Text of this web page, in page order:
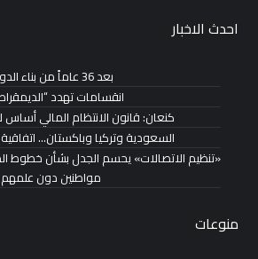
احدث الاخبار
بعد 36 عاماً من بناء الدولة
انقسامات تهدد
كنعان: قانون الانتظام المالي أساس
السعودية وتركيا وباكستان… اتفاقية
«تنظيم الاتصالات» يحسم الجدل بشأن خطوط
مواطنين دون علمهم
منوعات